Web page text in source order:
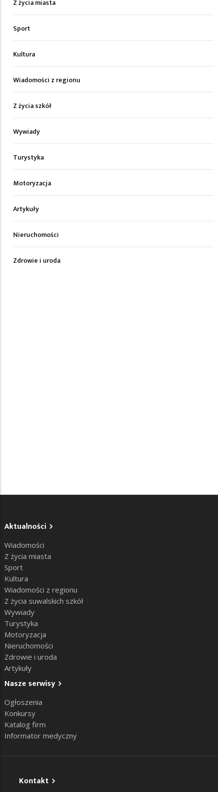
Z życia miasta
Sport
Kultura
Wiadomości z regionu
Z życia szkół
Wywiady
Turystyka
Motoryzacja
Artykuły
Nieruchomości
Zdrowie i uroda
Aktualności
Wiadomości
Z życia miasta
Sport
Kultura
Wiadomości z regionu
Z życia suwalskich szkół
Wywiady
Turystyka
Motoryzacja
Nieruchomości
Zdrowie i uroda
Artykuły
Nasze serwisy
Ogłoszenia
Konkursy
Katalog firm
Informator medyczny
Kontakt